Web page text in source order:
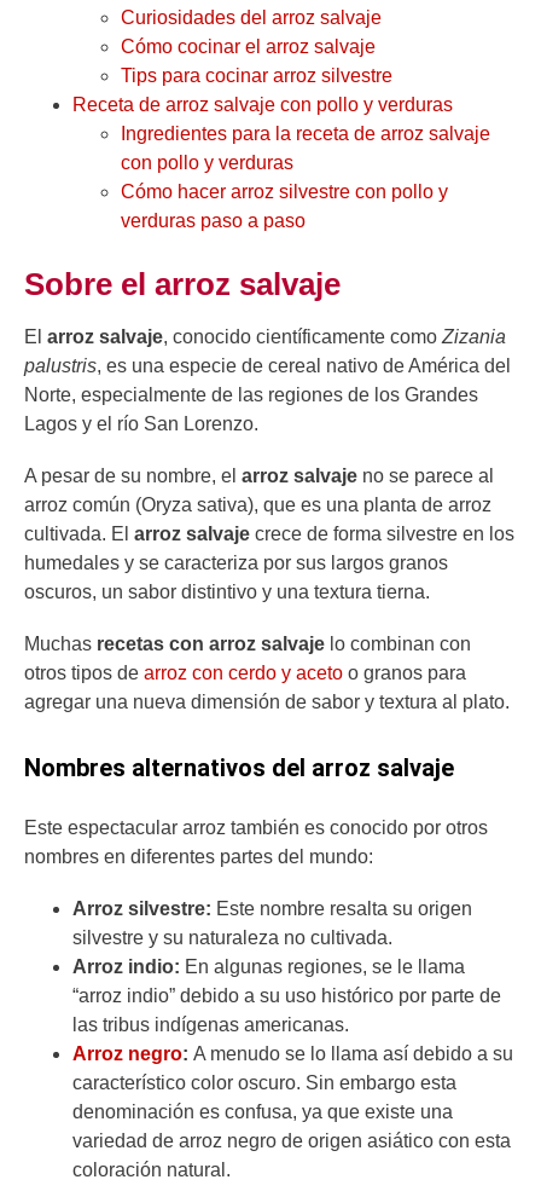
Curiosidades del arroz salvaje
Cómo cocinar el arroz salvaje
Tips para cocinar arroz silvestre
Receta de arroz salvaje con pollo y verduras
Ingredientes para la receta de arroz salvaje
con pollo y verduras
Cómo hacer arroz silvestre con pollo y
verduras paso a paso
Sobre el arroz salvaje
El arroz salvaje, conocido científicamente como Zizania
palustris, es una especie de cereal nativo de América del
Norte, especialmente de las regiones de los Grandes
Lagos y el río San Lorenzo.
A pesar de su nombre, el arroz salvaje no se parece al
arroz común (Oryza sativa), que es una planta de arroz
cultivada. El arroz salvaje crece de forma silvestre en los
humedales y se caracteriza por sus largos granos
oscuros, un sabor distintivo y una textura tierna.
Muchas recetas con arroz salvaje lo combinan con
otros tipos de arroz con cerdo y aceto o granos para
agregar una nueva dimensión de sabor y textura al plato.
Nombres alternativos del arroz salvaje
Este espectacular arroz también es conocido por otros
nombres en diferentes partes del mundo:
Arroz silvestre: Este nombre resalta su origen
silvestre y su naturaleza no cultivada.
Arroz indio: En algunas regiones, se le llama
“arroz indio” debido a su uso histórico por parte de
las tribus indígenas americanas.
Arroz negro: A menudo se lo llama así debido a su
característico color oscuro. Sin embargo esta
denominación es confusa, ya que existe una
variedad de arroz negro de origen asiático con esta
coloración natural.